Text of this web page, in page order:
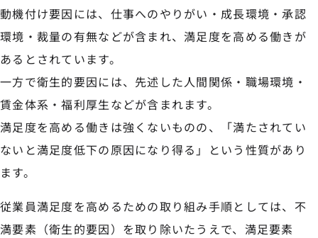
動機付け要因には、仕事へのやりがい・成長環境・承認
環境・裁量の有無などが含まれ、満足度を高める働きが
あるとされています。
一方で衛生的要因には、先述した人間関係・職場環境・
賃金体系・福利厚生などが含まれます。
満足度を高める働きは強くないものの、「満たされてい
ないと満足度低下の原因になり得る」という性質があり
ます。
従業員満足度を高めるための取り組み手順としては、不
満要素（衛生的要因）を取り除いたうえで、満足要素